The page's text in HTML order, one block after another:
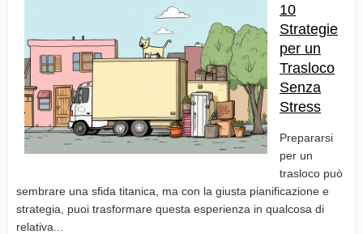
10
Strategie
per un
Trasloco
Senza
Stress
Prepararsi
per un
trasloco può
sembrare una sfida titanica, ma con la giusta pianificazione e
strategia, puoi trasformare questa esperienza in qualcosa di
relativa...